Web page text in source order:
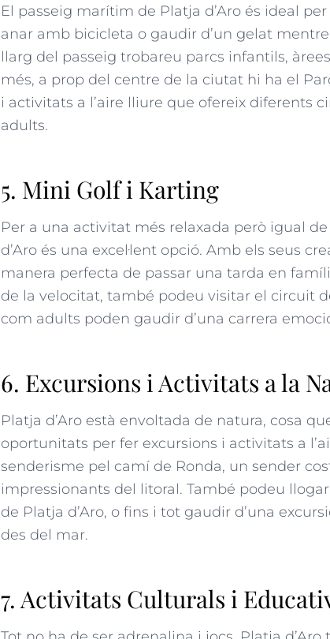
El passeig marítim de Platja d’Aro és ideal
anar amb bicicleta o gaudir d’un gelat
llarg del passeig trobareu parcs infantils,
més, a prop del centre de la ciutat hi ha el
i activitats a l’aire lliure que ofereix diferents
adults.
5. Mini Golf i Karting
Per a una activitat més relaxada però igual
d’Aro és una excel·lent opció. Amb els seus
manera perfecta de passar una tarda en
de la velocitat, també podeu visitar el circuit
com adults poden gaudir d’una carrera
6. Excursions i Activitats a la
Platja d’Aro està envoltada de natura, cosa
oportunitats per fer excursions i activitats a
senderisme pel camí de Ronda, un sender
impressionants del litoral. També podeu
de Platja d’Aro, o fins i tot gaudir d’una
des del mar.
7. Activitats Culturals i